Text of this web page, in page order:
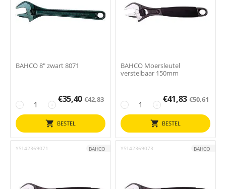
BAHCO 8" zwart 8071
+
−
€35,40 €42,83
BESTEL
BAHCO Moersleutel
verstelbaar 150mm
+
−
€41,83 €50,61
BESTEL
YS142369071 BAHCO YS142369073 BAHCO